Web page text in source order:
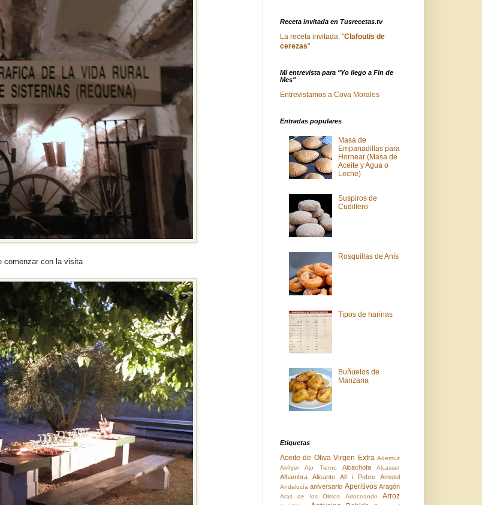
comenzar con la visita
Receta invitada en Tusrecetas.tv
La receta invitada: "Clafoutis de
cerezas"
Mi entrevista para "Yo llego a Fin de
Mes"
Entrevistamos a Cova Morales
Entradas populares
Masa de
Empanadillas para
Hornear (Masa de
Aceite y Agua o
Leche)
Suspiros de
Cudillero
Rosquillas de Anís
Tipos de harinas
Buñuelos de
Manzana
Etiquetas
Aceite de Oliva Virgen Extra Ademuz
Airfryer
Ajo Tierno Alcachofa Alcasser
Alhambra Alicante All i Pebre Amstel
Andalucía aniversario Aperitivos Aragón
Aras de los Olmos Arroceando Arroz